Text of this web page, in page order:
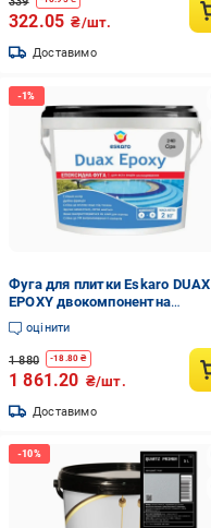
322.05 ₴/шт.
Доставимо
Фуга для плитки Eskaro DUAX
EPOXY двокомпонентна
епоксидна №240 2 кг Сірий
(2602632668)
оцінити
1 880 -18.80 ₴
1 861.20 ₴/шт.
Доставимо